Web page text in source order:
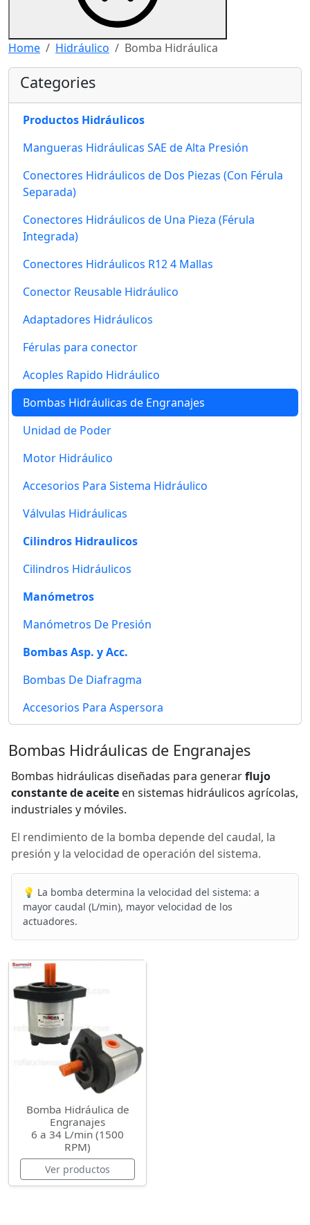
Home Hidráulico Bomba Hidráulica
Categories
Productos Hidráulicos
Mangueras Hidráulicas SAE de Alta Presión
Conectores Hidráulicos de Dos Piezas (Con Férula
Separada)
Conectores Hidráulicos de Una Pieza (Férula
Integrada)
Conectores Hidráulicos R12 4 Mallas
Conector Reusable Hidráulico
Adaptadores Hidráulicos
Férulas para conector
Acoples Rapido Hidráulico
Bombas Hidráulicas de Engranajes
Unidad de Poder
Motor Hidráulico
Accesorios Para Sistema Hidráulico
Válvulas Hidráulicas
Cilindros Hidraulicos
Cilindros Hidráulicos
Manómetros
Manómetros De Presión
Bombas Asp. y Acc.
Bombas De Diafragma
Accesorios Para Aspersora
Bombas Hidráulicas de Engranajes
Bombas hidráulicas diseñadas para generarflujo
constante de aceite en sistemas hidráulicos agrícolas,
industriales y móviles.
El rendimiento de la bomba depende del caudal, la
presión y la velocidad de operación del sistema.
💡 La bomba determina la velocidad del sistema: a
mayor caudal (L/min), mayor velocidad de los
actuadores.
Bomba Hidráulica de
Engranajes
6 a 34 L/min (1500
RPM)
Ver productos